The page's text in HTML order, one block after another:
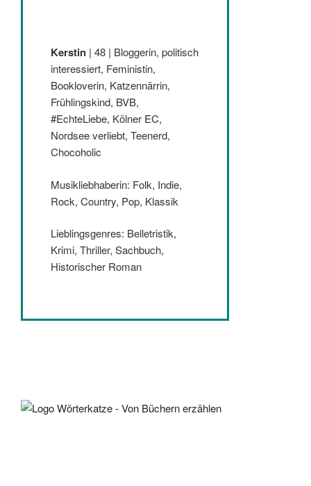
Kerstin | 48 | Bloggerin, politisch
interessiert, Feministin,
Bookloverin, Katzennärrin,
Frühlingskind, BVB,
#EchteLiebe, Kölner EC,
Nordsee verliebt, Teenerd,
Chocoholic
Musikliebhaberin: Folk, Indie,
Rock, Country, Pop, Klassik
Lieblingsgenres: Belletristik,
Krimi, Thriller, Sachbuch,
Historischer Roman